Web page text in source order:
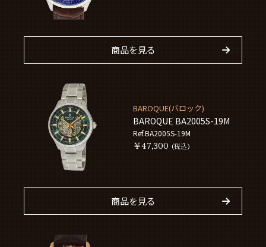
商品を見る
BAROQUE(バロック)
BAROQUE BA2005S-19M
Ref.BA2005S-19M
￥47,300 (税込)
商品を見る